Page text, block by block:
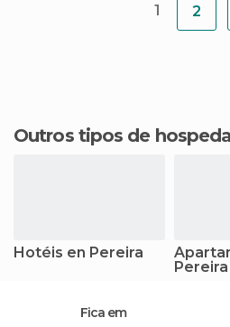
1 2
Outros tipos de
Hotéis en Pereira
Pereira
Fica em